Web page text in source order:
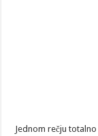
Jednom rečju